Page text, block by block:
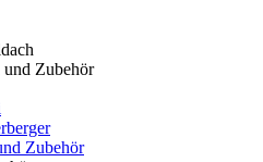
Zubehör
Zubehör